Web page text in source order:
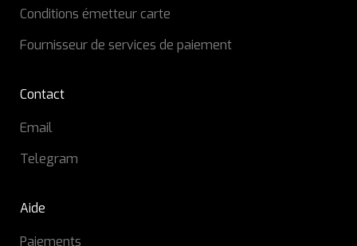
Conditions émetteur carte
Fournisseur de services de paiement
Contact
Email
Telegram
Aide
Paiements